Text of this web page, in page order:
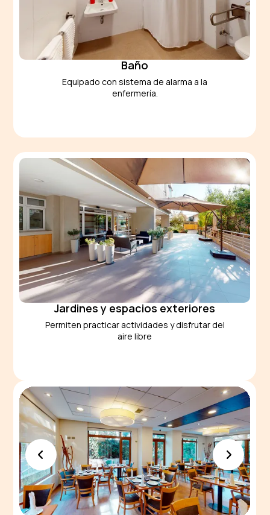
Baño
Equipadocon sistema de alarma a la
enfermería.
Jardines y espacios exteriores
Permiten practicar actividades y disfrutar del
aire libre